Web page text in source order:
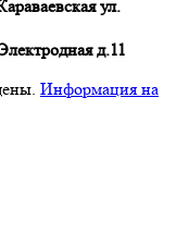
ул.
д.11
Информация на